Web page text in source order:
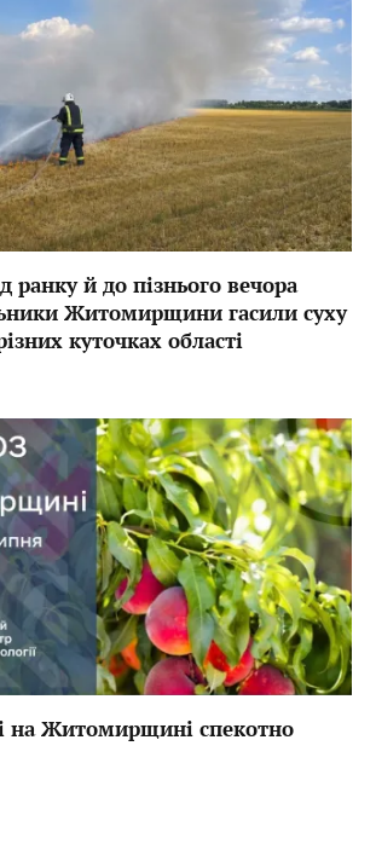
ранку й до пізнього вечора
Житомирщини гасили суху
куточках області
на Житомирщині спекотно